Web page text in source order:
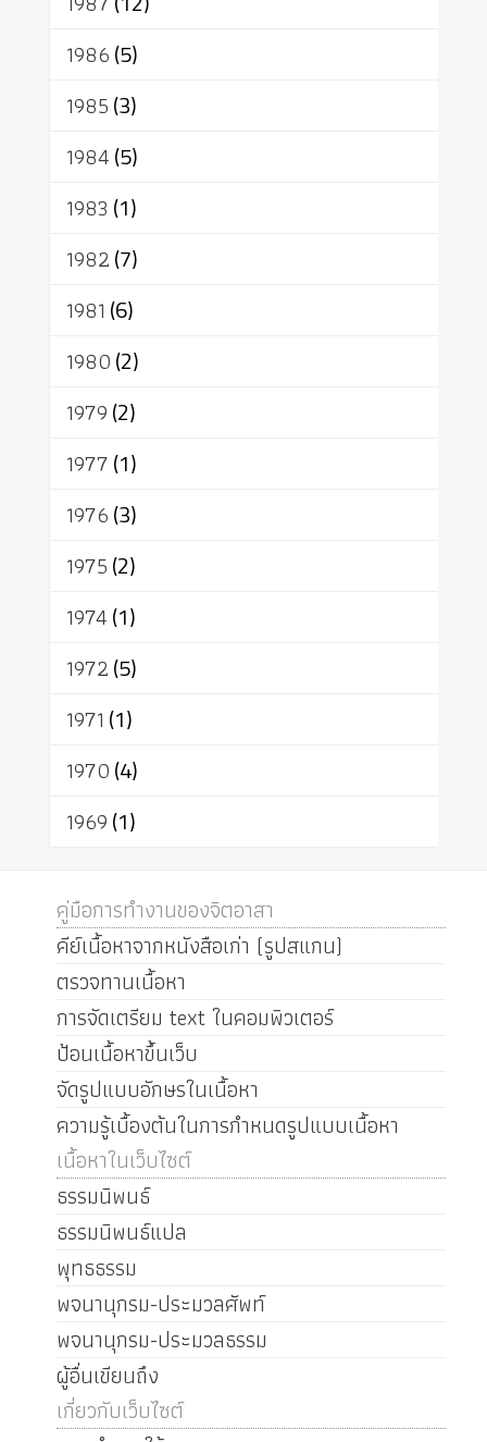
1986(5)
1985(3)
1984(5)
1983 (1)
1982(7)
1981 (6)
1980(2)
1979(2)
1977(1)
1976(3)
1975(2)
1974(1)
1972(5)
1971 (1)
1970(4)
1969(1)
คู่มือการทำงานของจิตอาสา
คีย์เนื้อหาจากหนังสือเก่า (รูปสแกน)
ตรวจทานเนื้อหา
การจัดเตรียม text ในคอมพิวเตอร์
ป้อนเนื้อหาขึ้นเว็บ
จัดรูปแบบอักษรในเนื้อหา
ความรู้เบื้องต้นในการกำหนดรูปแบบเนื้อหา
เนื้อหาในเว็บไซต์
ธรรมนิพนธ์
ธรรมนิพนธ์แปล
พุทธธรรม
พจนานุกรม-ประมวลศัพท์
พจนานุกรม-ประมวลธรรม
ผู้อื่นเขียนถึง
เกี่ยวกับเว็บไซต์